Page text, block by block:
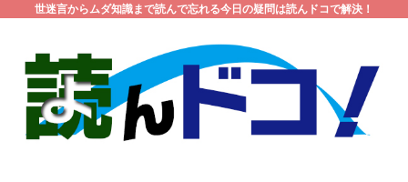
世迷言からムダ知識まで読んで忘れる今日の疑問は読んドコで解決！